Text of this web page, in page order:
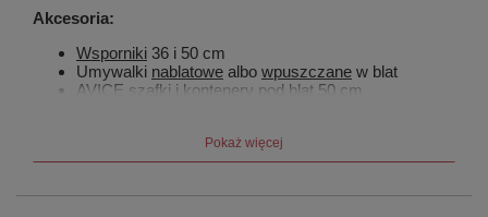
Akcesoria:
Wsporniki 36 i 50 cm
Umywalki nablatowe albo wpuszczane w blat
AVICE szafki i kontenery pod blat 50 cm
Blaty o długości ponad 1 m: zalecamy
montażukytego wpornikakażdych 70 cm
Blaty można wykonać w dekorach:
Pokaż więcej